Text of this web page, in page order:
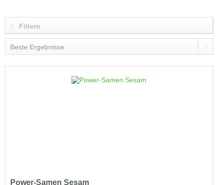
Filtern
Power-Samen Sesam